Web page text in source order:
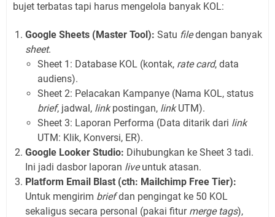
bujet terbatas tapi harus mengelola banyak KOL:
Google Sheets (Master Tool): Satu filedengan banyak
sheet.
Sheet 1: Database KOL (kontak, rate card, data
audiens).
Sheet 2: Pelacakan Kampanye (Nama KOL, status
brief, jadwal, linkpostingan, linkUTM).
Sheet 3: Laporan Performa (Data ditarik dari link
UTM: Klik, Konversi, ER).
Google Looker Studio: Dihubungkan ke Sheet 3 tadi.
Ini jadi dasbor laporan liveuntuk atasan.
Platform Email Blast (cth: Mailchimp Free Tier):
Untuk mengirim briefdan pengingat ke 50 KOL
sekaligus secara personal (pakai fitur merge tags),